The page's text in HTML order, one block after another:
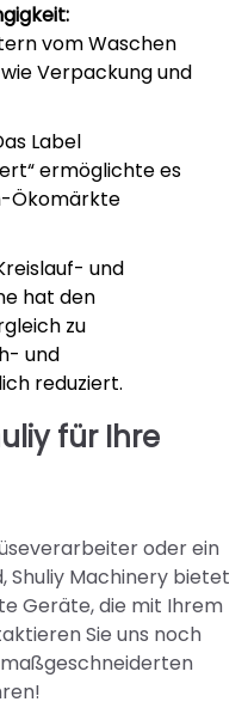
vom Waschen
Verpackung und
Label
ermöglichte es
Ökomärkte
und
hat den
zu
und
reduziert.
für Ihre
oder ein
Machinery bietet
Geräte, die mit Ihrem
Sie uns noch